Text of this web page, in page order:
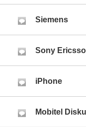
Siemens
Sony
iPhone
Mobitel